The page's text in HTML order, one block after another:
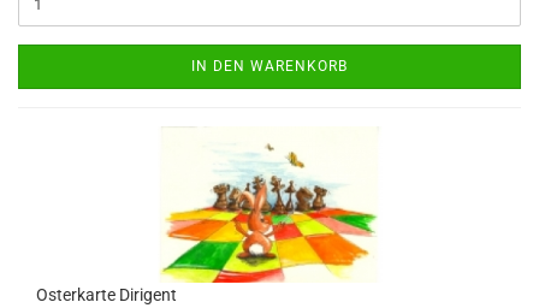
IN DEN WARENKORB
Osterkarte Dirigent